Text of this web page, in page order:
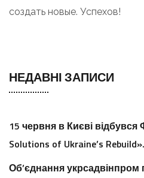
создать новые. Успехов!
НЕДАВНІ ЗАПИСИ
15 червня в Києві
Solutions of Ukraine’s Rebuild».
Об’єднання укрсадвінпром